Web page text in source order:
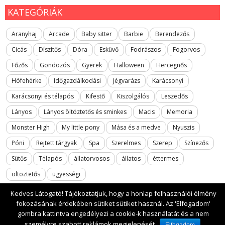
KATEGÓRIÁK
Aranyhaj Arcade Baby sitter Barbie
Berendezős
Cicás
Díszítős Dóra Esküvő Fodrászos
Fogorvos
Főzős
Gondozós Gyerek Halloween
Hercegnős
Hófehérke
Időgazdálkodási Jégvarázs
Karácsonyi
Karácsonyi és télapós
Kifestő Kiszolgálós
Leszedős
Lányos
Lányos öltöztetős és sminkes Macis
Memoria
Monster High
My little pony Mása és a medve
Nyuszis
Póni
Rejtett tárgyak Spa Szerelmes Szerep
Színezős
Sütős
Télapós állatorvosos állatos
éttermes
öltöztetős
ügyességi
2017 All rights reserved. lanyosjatekok.gyerekfilmek.hu
Kedves Látogató! Tájékoztatjuk, hogy a honlap felhasználói élmény
fokozásának érdekében sütiket sütiket használ. Az 'Elfogadom'
gombra kattintva engedélyezi a cookie-k használatát és a nem